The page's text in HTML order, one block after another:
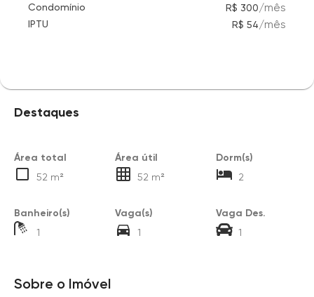
Condomínio R$ 300/mês
IPTU R$ 54/mês
Destaques
Área total
52 m²
Área útil
52 m²
Dorm(s)
2
Banheiro(s)
1
Vaga(s)
1
Vaga Des.
1
Sobre o Imóvel